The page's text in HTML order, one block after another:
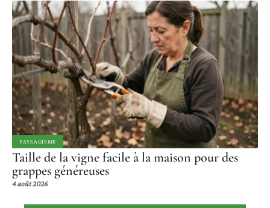
PAYSAGISME
Taille de la vigne facile à la maison pour des
grappes généreuses
4 août 2026